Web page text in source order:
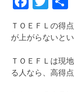
ＴＯＥＦＬの得
が上がらないと
ＴＯＥＦＬは現
る人なら、高得